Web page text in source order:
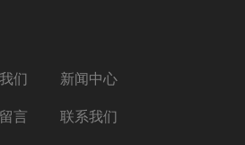
们 新闻中心
言 联系我们